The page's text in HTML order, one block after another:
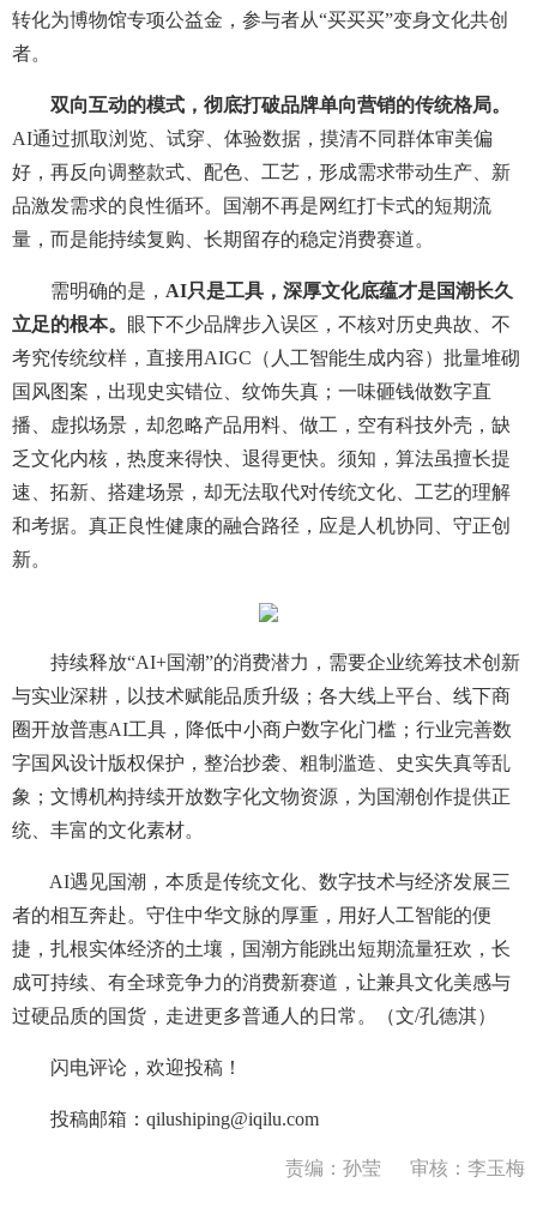
转化为博物馆专项公益金，参与者从“买买买”变身文化共创
者。
双向互动的模式，彻底打破品牌单向营销的传统格局。
AI通过抓取浏览、试穿、体验数据，摸清不同群体审美偏
好，再反向调整款式、配色、工艺，形成需求带动生产、新
品激发需求的良性循环。国潮不再是网红打卡式的短期流
量，而是能持续复购、长期留存的稳定消费赛道。
需明确的是， AI只是工具，深厚文化底蕴才是国潮长久
立足的根本。
眼下不少品牌步入误区，不核对历史典故、不
考究传统纹样，直接用AIGC（人工智能生成内容）批量堆砌
国风图案，出现史实错位、纹饰失真；一味砸钱做数字直
播、虚拟场景，却忽略产品用料、做工，空有科技外壳，缺
乏文化内核，热度来得快、退得更快。须知，算法虽擅长提
速、拓新、搭建场景，却无法取代对传统文化、工艺的理解
和考据。真正良性健康的融合路径，应是人机协同、守正创
新。
持续释放“AI+国潮”的消费潜力，需要企业统筹技术创新
与实业深耕，以技术赋能品质升级；各大线上平台、线下商
圈开放普惠AI工具，降低中小商户数字化门槛；行业完善数
字国风设计版权保护，整治抄袭、粗制滥造、史实失真等乱
象；文博机构持续开放数字化文物资源，为国潮创作提供正
统、丰富的文化素材。
AI遇见国潮，本质是传统文化、数字技术与经济发展三
者的相互奔赴。守住中华文脉的厚重，用好人工智能的便
捷，扎根实体经济的土壤，国潮方能跳出短期流量狂欢，长
成可持续、有全球竞争力的消费新赛道，让兼具文化美感与
过硬品质的国货，走进更多普通人的日常。（文/孔德淇）
闪电评论，欢迎投稿！
投稿邮箱：qilushiping@iqilu.com
责编：孙莹 审核：李玉梅